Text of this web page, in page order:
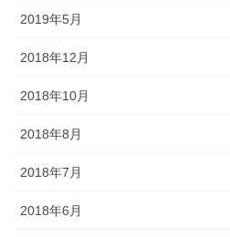
2019年5月
2018年12月
2018年10月
2018年8月
2018年7月
2018年6月